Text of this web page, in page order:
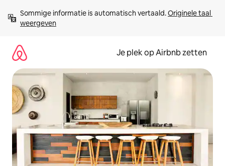
direct
naar
Sommige informatie is automatisch vertaald. Originele taal
weergeven
Je plek op Airbnb zetten